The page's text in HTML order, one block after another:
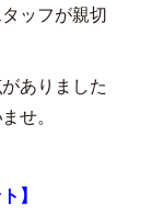
ッフが親切
ありました
せ。
】